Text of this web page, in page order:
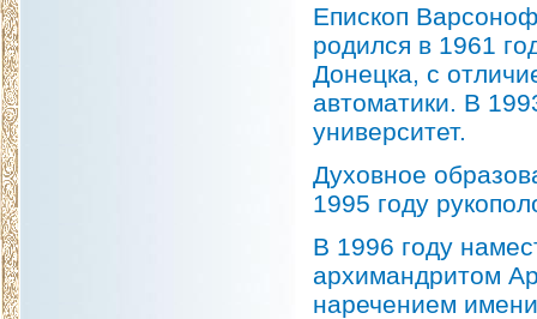
Епископ
родился в 1961
Донецка, с
автоматики. В
университет.
Духовное
1995 году
В 1996 году
архимандритом
наречением